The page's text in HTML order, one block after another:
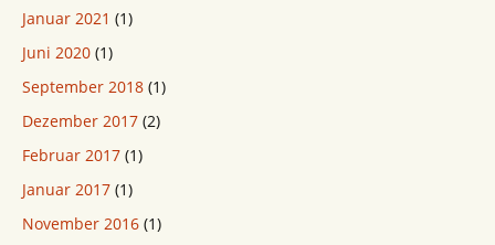
Januar 2021 (1)
Juni 2020 (1)
September 2018 (1)
Dezember 2017 (2)
Februar 2017 (1)
Januar 2017 (1)
November 2016 (1)